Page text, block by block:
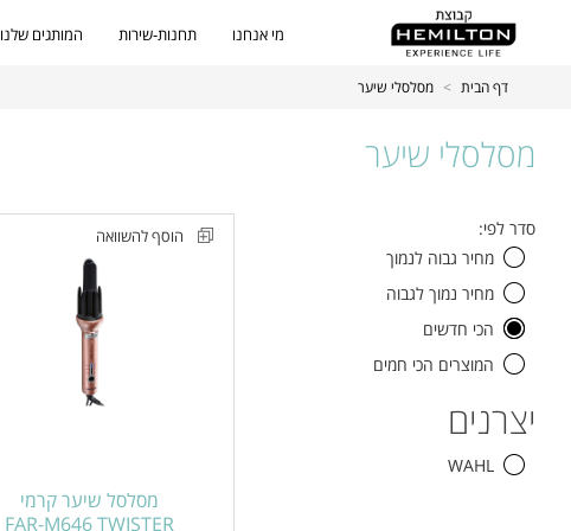
מי אנחנו תחנות-שירות המותגים שלנו
דף הבית > מסלסלי שיער
מסלסלי שיער
סינון
מוצרים
סדר לפי:
מחיר גבוה לנמוך
מחיר נמוך לגבוה
הכי חדשים
המוצרים הכי חמים
יצרנים
WAHL
כל
המוצרים
הוסף להשוואה
ARTERO
TWISTER
מסלסל שיער קרמי
FAR-M646 TWISTER